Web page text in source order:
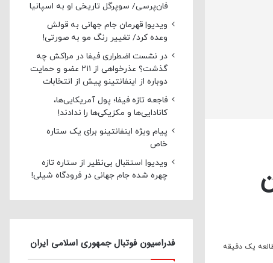
یک دقیقه
فان‌پرسی/ سوپرگل تاریخی او به اسپانیا
ویدیو| قهرمان جام جهانی به قولش
وعده کرد/ تغییر رنگ مو به صورتی!
در نشست اضطراری فیفا در مراکش چه
گذشت؟ عذرخواهی از ۲۱۱ عضو و حمایت
دوباره از اینفانتینو پیش از انتخابات
فاجعه تازه فیفا؛ پول آمریکایی‌ها،
کانادایی‌ها و مکزیکی‌ها را ندادند!
پیام ویژه اینفانتینو برای یک ستاره
خاص
ویدیو| استقبال بی‌نظیر از ستاره تازه
چهره شده جام جهانی در فرودگاه شیلی!
فدراسیون فوتبال جمهوری اسلامی ایران